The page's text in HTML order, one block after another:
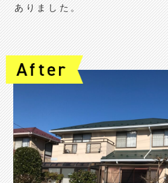
ありました。